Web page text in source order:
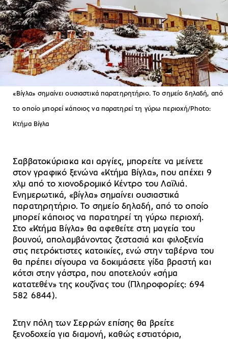
«Bίγλα» σημαίνει ουσιαστικά παρατηρητήριο. Το σημείο δηλαδή, από
το οποίο μπορεί κάποιος να παρατηρεί τη γύρω περιοχή/Photo:
Kτήμα Βίγλα
Σαββατοκύριακα και αργίες, μπορείτε να μείνετε
στον γραφικό ξενώνα «Κτήμα Βίγλα», που απέχει 9
χλμ από το χιονοδρομικό Κέντρο του Λαϊλιά.
Ενημερωτικά, «βίγλα» σημαίνει ουσιαστικά
παρατηρητήριο. Το σημείο δηλαδή, από το οποίο
μπορεί κάποιος να παρατηρεί τη γύρω περιοχή.
Στο «Κτήμα Βίγλα» θα αφεθείτε στη μαγεία του
βουνού, απολαμβάνοντας ζεστασιά και φιλοξενία
στις πετρόκτιστες κατοικίες, ενώ στην ταβέρνα του
θα πρέπει σίγουρα να δοκιμάσετε γίδα βραστή και
κότσι στην γάστρα, που αποτελούν «σήμα
κατατεθέν» της κουζίνας του (Πληροφορίες: 694
582 6844).
Στην πόλη των Σερρών επίσης θα βρείτε
ξενοδοχεία για διαμονή, καθώς εστιατόρια,